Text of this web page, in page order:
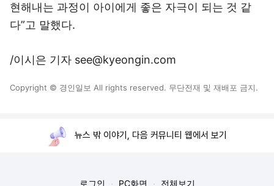
현해내는 과정이 아이에게 좋은 자극이 되는 것 같
다”고 말했다.
/이시은 기자 see@kyeongin.com
Copyright © 경인일보 All rights reserved. 무단전재 및 재배포 금지.
뉴스 밖 이야기, 다음 커뮤니티 웹에서 보기
로그인 PC화면 전체보기